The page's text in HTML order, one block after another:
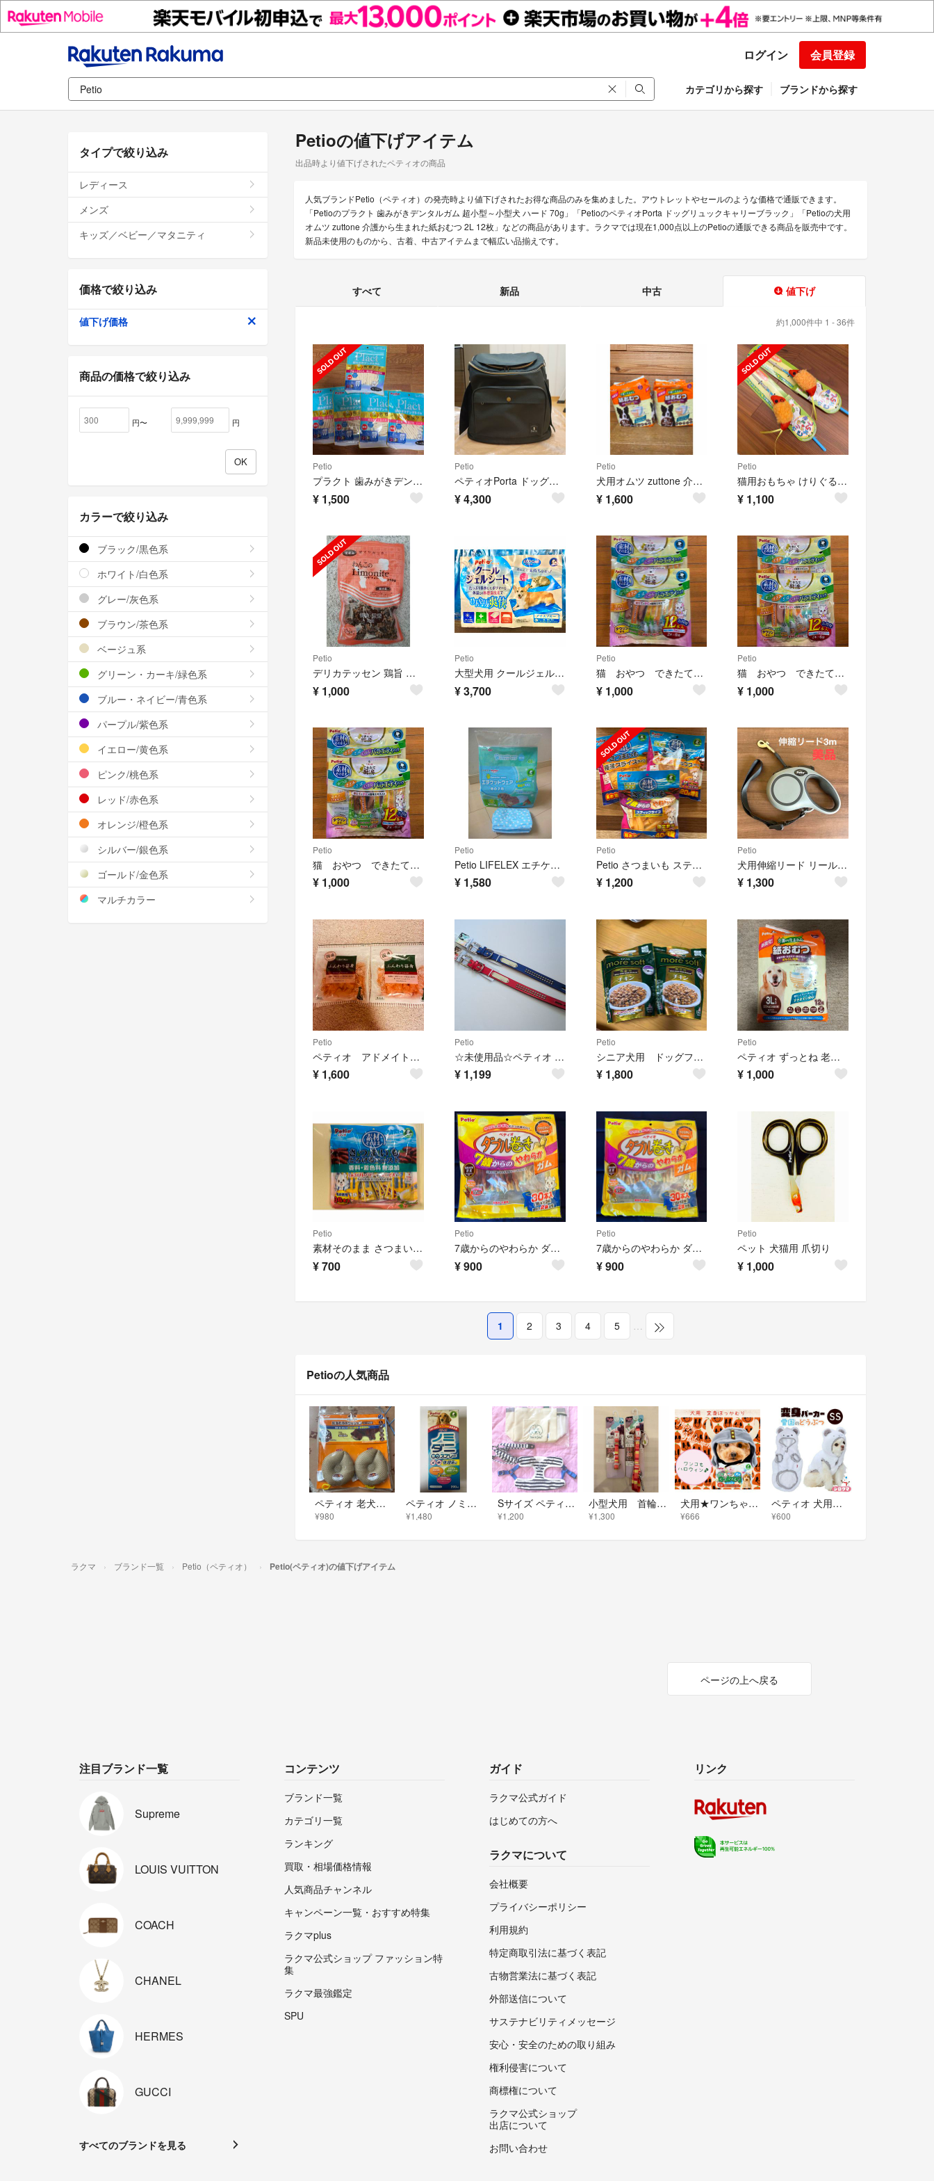
ログイン 会員登録
カテゴリから探す ブランドから探す
Petioの値下げアイテム
出品時より値下げされたペティオの商品
人気ブランドPetio（ペティオ）の発売時より値下げされたお得な商品のみを集めました。アウトレットやセールのような価格で通販できます。
「Petioのプラクト 歯みがきデンタルガム 超小型～小型犬 ハード 70g」「PetioのペティオPorta ドッグリュックキャリーブラック」「Petioの犬用
オムツ zuttone 介護から生まれた紙おむつ 2L 12枚」などの商品があります。ラクマでは現在1,000点以上のPetioの通販できる商品を販売中です。
新品未使用のものから、古着、中古アイテムまで幅広い品揃えです。
すべて 新品 中古 値下げ
約1,000件中 1 - 36件
Petio
プラクト 歯みがきデンタルガム 超小型～小型犬 ハード 70g
¥ 1,500
Petio
ペティオPorta ドッグリュックキャリーブラック
¥4,300
Petio
犬用オムツ zuttone 介護から生まれた紙おむつ 2L 12枚
¥ 1,600
Petio
猫用おもちゃ けりぐるみ de じゃらし ミニエビ天
¥ 1,100
Petio
デリカテッセン 鶏旨 ミニ ササミソーセージ 17本分＋おまけリモナイト超小粒
¥ 1,000
Petio
大型犬用 クールジェルシート Lサイズ2枚 新品・未使用
¥3,700
Petio
猫 おやつ できたて厨房 キャット バラエティパック 12本入 2点セット
¥ 1,000
Petio
猫 おやつ できたて厨房 キャット バラエティパック 12本入 2点セット
¥ 1,000
Petio
猫 おやつ できたて厨房 キャット バラエティパック 12本入 2点セット
¥ 1,000
Petio
Petio LIFELEX エチケットウェア 男の子用 Sサイズ ２５枚
¥ 1,580
Petio
Petio さつまいも スティック•スライス•チップス
¥ 1,200
Petio
犬用伸縮リード リールリードEX S グレー
¥ 1,300
Petio
ペティオ アドメイト 素材トリーツ ふんわり笹身 85g
¥ 1,600
Petio
☆未使用品☆ペティオ 中型犬 首輪 牛皮革 2本セット 赤 青 Petio 34〜42cm 27
¥ 1,199
Petio
シニア犬用 ドッグフードmore soft チキン 2個セット
¥ 1,800
Petio
ペティオ ずっとね 老犬介護用 紙おむつ 3Lサイズ
¥ 1,000
Petio
素材そのまま さつまいも とろけるペースト 36本入（残り30本）
¥700
Petio
7歳からのやわらか ダブル巻き ガム 30本+2本入
¥900
Petio
7歳からのやわらか ダブル巻き ガム 30本+2本入
¥900
Petio
ペット 犬猫用 爪切り
¥ 1,000
1 2 3 4 5 …
Petioの人気商品
ペティオ 老犬介護用 床ずれ予防クッションドーナツ型(小サイズ*2コ入)
¥980
ペティオ ノミ・ダニ取りスプレー 犬用他
¥1,480
Sサイズ ペティオ リード＆ハーネス
¥1,200
小型犬用 首輪&リードセット
¥1,300
犬用★ワンちゃん★ほっかむり★変身グッズ★バイキング★海賊★ハロウィン★かわいい
¥666
ペティオ 犬用ウェア 変身パーカー 雪国のどうぶつ シロクマ SS Petio
¥600
タイプで絞り込み
レディース
メンズ
キッズ／ベビー／マタニティ
価格で絞り込み
値下げ価格
商品の価格で絞り込み
円〜 円
カラーで絞り込み
ブラック/黒色系
ホワイト/白色系
グレー/灰色系
ブラウン/茶色系
ベージュ系
グリーン・カーキ/緑色系
ブルー・ネイビー/青色系
パープル/紫色系
イエロー/黄色系
ピンク/桃色系
レッド/赤色系
オレンジ/橙色系
シルバー/銀色系
ゴールド/金色系
マルチカラー
ラクマ ブランド一覧 Petio（ペティオ） Petio(ペティオ)の値下げアイテム
ページの上へ戻る
注目ブランド一覧
Supreme
LOUIS VUITTON
COACH
CHANEL
HERMES
GUCCI
すべてのブランドを見る
コンテンツ
ブランド一覧
カテゴリ一覧
ランキング
買取・相場価格情報
人気商品チャンネル
キャンペーン一覧・おすすめ特集
ラクマplus
ラクマ公式ショップ ファッション特
集
ラクマ最強鑑定
SPU
ガイド
ラクマ公式ガイド
はじめての方へ
ラクマについて
会社概要
プライバシーポリシー
利用規約
特定商取引法に基づく表記
古物営業法に基づく表記
外部送信について
サステナビリティメッセージ
安心・安全のための取り組み
権利侵害について
商標権について
ラクマ公式ショップ
出店について
お問い合わせ
リンク